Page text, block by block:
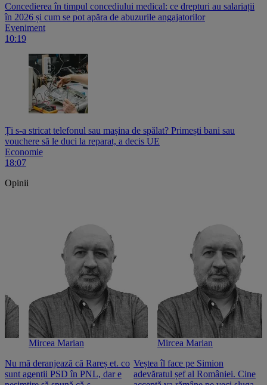
Concedierea în timpul concediului medical: ce drepturi au salariații
în 2026 și cum se pot apăra de abuzurile angajatorilor
Eveniment
10:19
Ți s-a stricat telefonul sau mașina de spălat? Primești bani sau
vouchere să le duci la reparat, a decis UE
Economie
18:07
Opinii
Mircea Marian
Nu mă deranjează că Rareș et. co
sunt agenții PSD în PNL, dar e
Mircea Marian
Veștea îl face pe Simion
adevăratul șef al României. Cine